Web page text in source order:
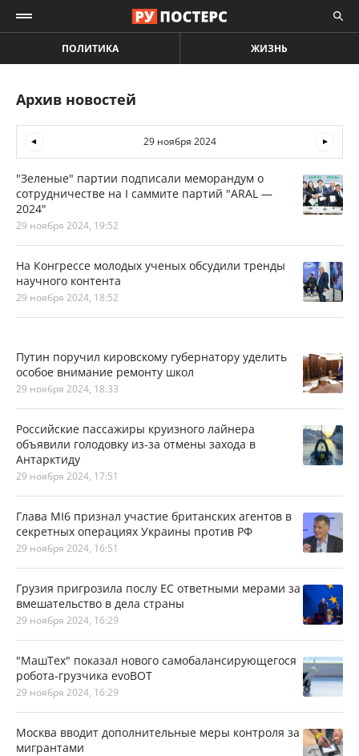
ПОЛИТИКА ЖИЗНЬ
Архив новостей
29 ноября 2024
"Зеленые" партии подписали меморандум о
сотрудничестве на I саммите партий "ARAL —
2024"
29 ноября 2024, 19:52
На Конгрессе молодых ученых обсудили тренды
научного контента
29 ноября 2024, 18:52
Путин поручил кировскому губернатору уделить
особое внимание ремонту школ
29 ноября 2024, 18:33
Российские пассажиры круизного лайнера
объявили голодовку из-за отмены захода в
Антарктиду
29 ноября 2024, 17:51
Глава MI6 признал участие британских агентов в
секретных операциях Украины против РФ
29 ноября 2024, 16:51
Грузия пригрозила послу ЕС ответными мерами за
вмешательство в дела страны
29 ноября 2024, 16:29
"МашТех" показал нового самобалансирующегося
робота-грузчика evoBOT
29 ноября 2024, 16:29
Москва вводит дополнительные меры контроля за
мигрантами